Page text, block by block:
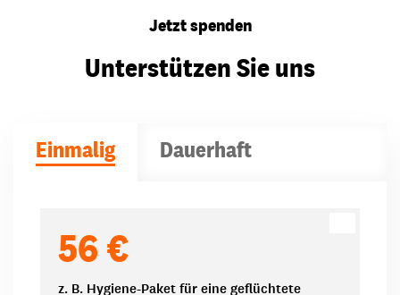
Jetzt spenden
Unterstützen Sie uns
Einmalig Dauerhaft
56 €
z. B. Hygiene-Paket für eine geflüchtete